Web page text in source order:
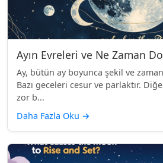
Ayın Evreleri ve Ne Zaman
Ay, bütün ay boyunca şekil ve
Bazı geceleri cesur ve parlaktır.
zor b...
Daha Fazla Oku →